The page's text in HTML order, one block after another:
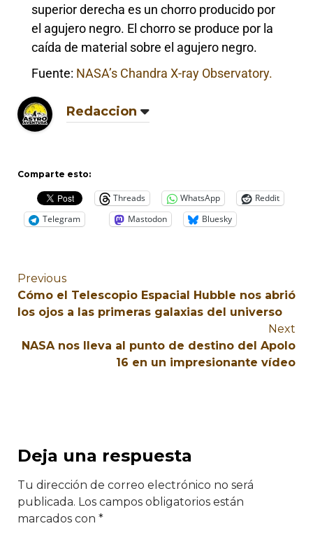
superior derecha es un chorro producido por
el agujero negro. El chorro se produce por la
caída de material sobre el agujero negro.
Fuente: NASA’s Chandra X-ray Observatory.
Redaccion
Comparte esto:
Threads WhatsApp
Reddit
Telegram
Mastodon Bluesky
Previous
Cómo el Telescopio Espacial Hubble nos abrió
los ojos a las primeras galaxias del universo
Next
NASA nos lleva al punto de destino del Apolo
16 en un impresionante vídeo
Deja una respuesta
Tu dirección de correo electrónico no será
publicada. Los campos obligatorios están
marcados con *